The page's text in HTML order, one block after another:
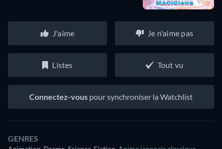
J'aime Je n'aime pas
Listes Tout vu
Connectez-vous pour synchroniser la Watchlist
GENRES